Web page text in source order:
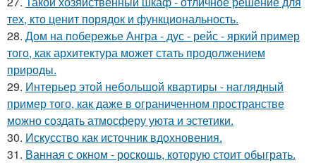
тех, кто ценит порядок и функциональность.
28. Дом на побережье Ангра - дус - рейс - яркий пример
того, как архитектура может стать продолжением
природы.
29. Интерьер этой небольшой квартиры - наглядный
пример того, как даже в ограниченном пространстве
можно создать атмосферу уюта и эстетики.
30. Искусство как источник вдохновения.
31. Ванная с окном - роскошь, которую стоит обыграть.